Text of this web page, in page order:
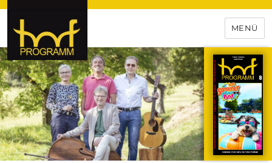
hof-programm – das
Veranstaltungsportal für
Hochfranken
MENÜ